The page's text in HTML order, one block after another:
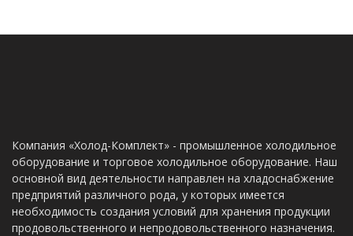
Компания «Холод-Комплект» - промышленное холодильное
оборудование и торговое холодильное оборудование. Наш
основной вид деятельности направлен на хладоснабжение
предприятий различного рода, у которых имеется
необходимость создания условий для хранения продукции
продовольственного и непродовольственного назначения.